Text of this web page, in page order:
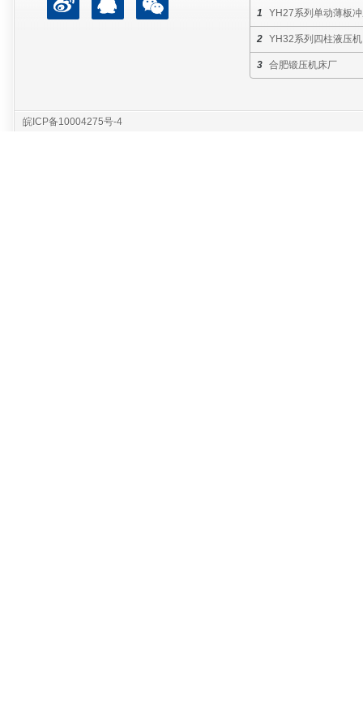
YH27系列单动薄板
YH32系列四柱液压机
合肥锻压机床厂
皖ICP备10004275号-4